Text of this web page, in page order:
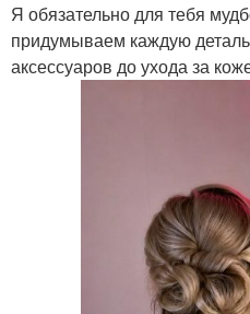
Я обязательно для тебя
придумываем каждую
аксессуаров до ухода за